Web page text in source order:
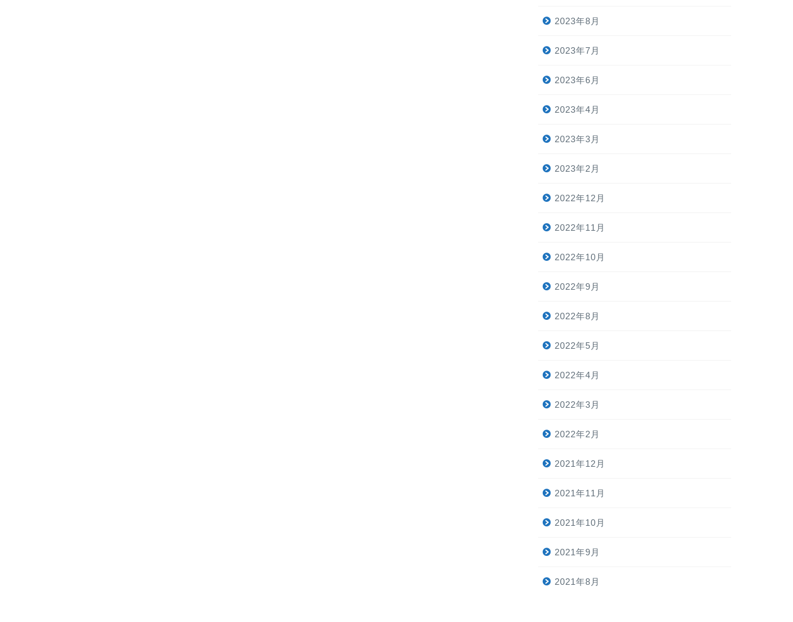
2023年8月
2023年7月
2023年6月
2023年4月
2023年3月
2023年2月
2022年12月
2022年11月
2022年10月
2022年9月
2022年8月
2022年5月
2022年4月
2022年3月
2022年2月
2021年12月
2021年11月
2021年10月
2021年9月
2021年8月